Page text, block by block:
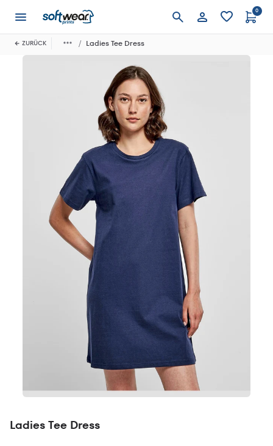
Anmelden
0
ZURÜCK Ladies Tee Dress
Ladies Tee Dress